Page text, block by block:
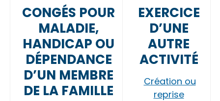
CONGÉS POUR
MALADIE,
HANDICAP OU
DÉPENDANCE
D’UN MEMBRE
DE LA FAMILLE
EXERCICE
D’UNE
AUTRE
ACTIVITÉ
Création ou
reprise